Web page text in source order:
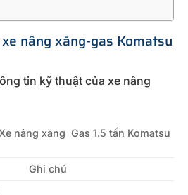
nâng xăng-gas Komatsu
tin kỹ thuật của xe nâng
nâng xăng Gas 1.5 tấn Komatsu
Ghi chú